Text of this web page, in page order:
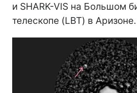
и SHARK-VIS на Большом
телескопе (LBT) в Аризоне.